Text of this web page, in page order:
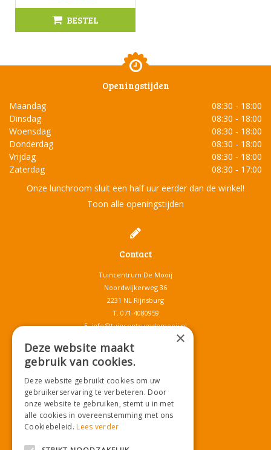
BESTEL
Openingstijden
Maandag
08:30 - 18:00
Dinsdag
08:30 - 18:00
Woensdag
08:30 - 18:00
Donderdag
08:30 - 18:00
Vrijdag
08:30 - 18:00
Zaterdag
08:30 - 17:00
Onze lunchroom sluit een half uur eerder dan de winkel!
Toon alle openingstijden
Contact
Tuincentrum De Mooij
Noordwijkerweg 36
2231 NL Rijnsburg
T. 071-4080959
E.info@tuincentrumdemooij.nl
Download onze App!
×
Deze website maakt
gebruik van cookies.
Deze website gebruikt cookies om uw
gebruikerservaring te verbeteren. Door
onze website te gebruiken, stemt u in met
alle cookies in overeenstemming met ons
Cookiebeleid.Lees verder